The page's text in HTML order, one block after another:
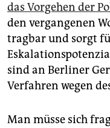
das Vorgehen der
den vergangenen
tragbar und sorgt
sind an Berliner
Verfahren wegen
Man müsse sich